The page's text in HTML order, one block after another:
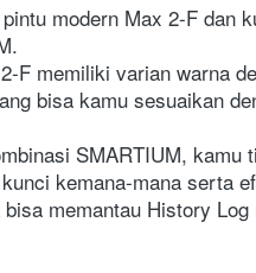
modern Max 2-F dan
F memiliki varian warna
bisa kamu sesuaikan
SMARTIUM, kamu
kemana-mana serta
bisa memantau History Log